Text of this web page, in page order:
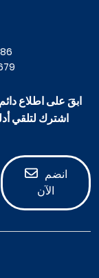
ابقَ على اطلاع
اشترك لتلقي
انضم
الآن